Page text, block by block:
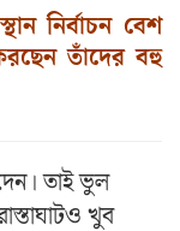
নির্বাচন বেশ
তাঁদের বহু
তাই ভুল
খুব